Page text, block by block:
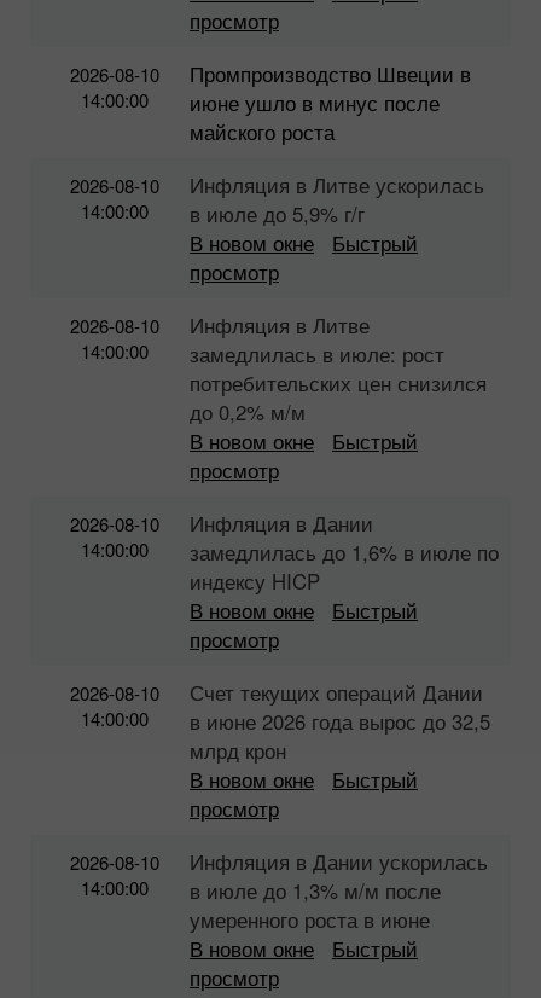
просмотр
2026-08-10
14:00:00
Промпроизводство Швеции в
июне ушло в минус после
майского роста
2026-08-10
14:00:00
Инфляция в Литве ускорилась
в июле до 5,9% г/г
В новом окне
Быстрый
просмотр
2026-08-10
14:00:00
Инфляция в Литве
замедлилась в июле: рост
потребительских цен снизился
до 0,2% м/м
В новом окне
Быстрый
просмотр
2026-08-10
14:00:00
Инфляция в Дании
замедлилась до 1,6% в июле по
индексу HICP
В новом окне
Быстрый
просмотр
2026-08-10
14:00:00
Счет текущих операций Дании
в июне 2026 года вырос до 32,5
млрд крон
В новом окне
Быстрый
просмотр
2026-08-10
14:00:00
Инфляция в Дании ускорилась
в июле до 1,3% м/м после
умеренного роста в июне
В новом окне
Быстрый
просмотр